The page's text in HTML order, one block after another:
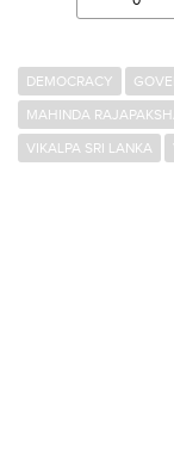
DEMOCRACY
MAHINDA
VIKALPA SRI LANKA